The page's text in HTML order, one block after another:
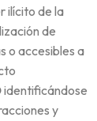
ilícito de la
de
o accesibles a
identificándose
y